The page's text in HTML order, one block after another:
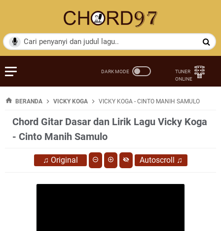
BERANDA VICKY KOGA VICKY KOGA - CINTO MANIH SAMULO
Chord Gitar Dasar dan Lirik Lagu Vicky Koga
- Cinto Manih Samulo
♫ Original Autoscroll ♫